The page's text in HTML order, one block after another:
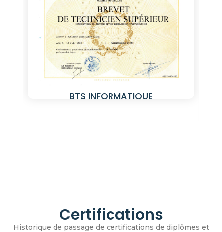
BTS INFORMATIQUE
Certifications
Historique de passage de certifications de diplômes et